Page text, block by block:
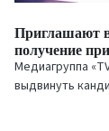
Приглашают
получение
Медиагруппа
выдвинуть